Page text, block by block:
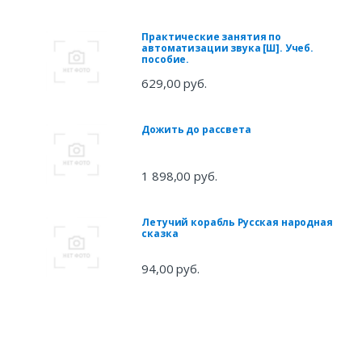
Практические занятия по
автоматизации звука [Ш]. Учеб.
пособие.
629,00 руб.
Дожить до рассвета
1 898,00 руб.
Летучий корабль Русская народная
сказка
94,00 руб.